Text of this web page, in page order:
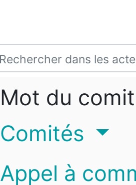
Mot du
Comités
Appel à